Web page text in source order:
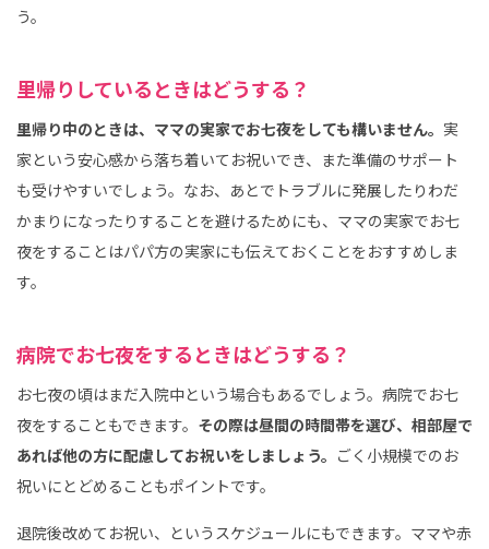
う。
里帰りしているときはどうする？
里帰り中のときは、ママの実家でお七夜をしても構いません。 実
家という安心感から落ち着いてお祝いでき、また準備のサポート
も受けやすいでしょう。なお、あとでトラブルに発展したりわだ
かまりになったりすることを避けるためにも、ママの実家でお七
夜をすることはパパ方の実家にも伝えておくことをおすすめしま
す。
病院でお七夜をするときはどうする？
お七夜の頃はまだ入院中という場合もあるでしょう。病院でお七
夜をすることもできます。 その際は昼間の時間帯を選び、相部屋で
あれば他の方に配慮してお祝いをしましょう。 ごく小規模でのお
祝いにとどめることもポイントです。
退院後改めてお祝い、というスケジュールにもできます。ママや赤